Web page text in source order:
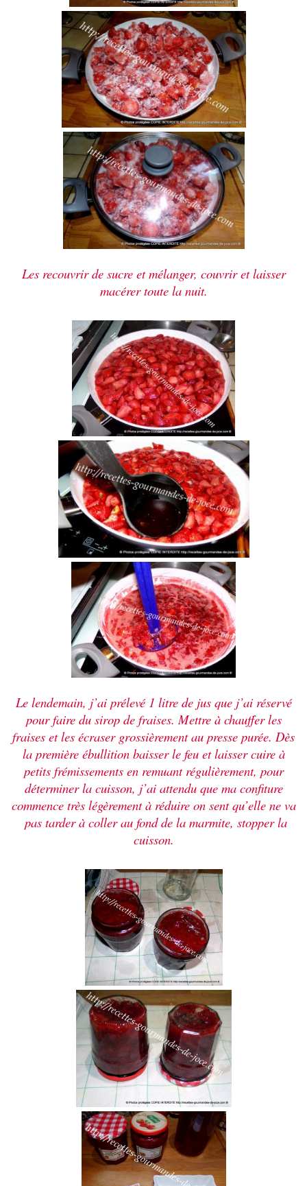
Les recouvrir de sucre et mélanger, couvrir et laisser
macérer toute la nuit.
Le lendemain, j’ai prélevé 1 litre de jus que j’ai réservé
pour faire du sirop de fraises. Mettre à chauffer les
fraises et les écraser grossièrement au presse purée. Dès
la première ébullition baisser le feu et laisser cuire à
petits frémissements en remuant régulièrement, pour
déterminer la cuisson, j’ai attendu que ma confiture
commence très légèrement à réduire on sent qu’elle ne va
pas tarder à coller au fond de la marmite, stopper la
cuisson.